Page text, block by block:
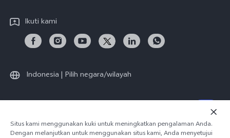
Unduh LUT untuk Memulihkan Log
Ikuti kami
Indonesia | Pilih negara/wilayah
undang-undang.
Situs kami menggunakan kuki untuk meningkatkan pengalaman Anda.
Dengan melanjutkan untuk menggunakan situs kami, Anda menyetujui